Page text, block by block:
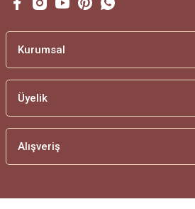
Kurumsal
Üyelik
Alışveriş